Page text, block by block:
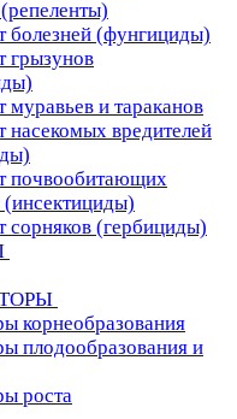
болезней (фунгициды)
грызунов
муравьев и тараканов
насекомых вредителей
почвообитающих
(инсектициды)
сорняков (гербициды)
корнеобразования
плодообразования и
роста